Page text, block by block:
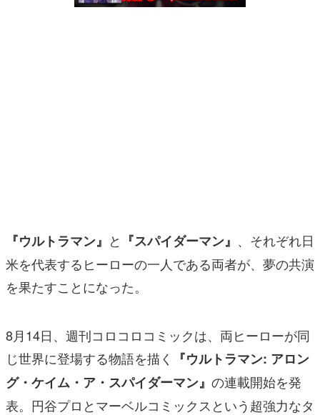
その他
電ファミニコゲーマーとは？
運営：株式会社マレ
『ウルトラマン』 と 『スパイダーマン』 、それぞれ日
米を代表するヒーローの一人である両者が、夢の共演
を果たすことになった。
8月14日、週刊コロコロコミックは、両ヒーローが同
じ世界に登場する物語を描く
『ウルトラマン: アロン
グ・ケイム・ア・スパイダーマン』 の連載開始を発
表。円谷プロとマーベルコミックスという超強力なタ